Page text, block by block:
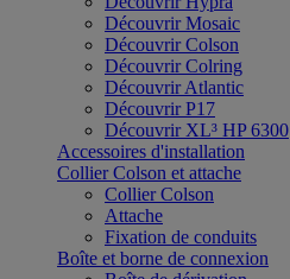
Découvrir Mosaic
Découvrir Colson
Découvrir Colring
Découvrir Atlantic
Découvrir P17
Découvrir XL³ HP 6300
Accessoires d'installation
Collier Colson et attache
Collier Colson
Attache
Fixation de conduits
Boîte et borne de connexion